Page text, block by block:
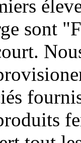
sont